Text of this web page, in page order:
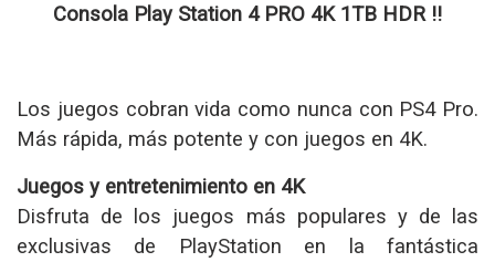
Consola Play Station 4 PRO 4K 1TB HDR !!
Los juegos cobran vida como nunca con PS4 Pro.
Más rápida, más potente y con juegos en 4K.
Juegos y entretenimiento en 4K
Disfruta de los juegos más populares y de las
exclusivas de PlayStation en la fantástica